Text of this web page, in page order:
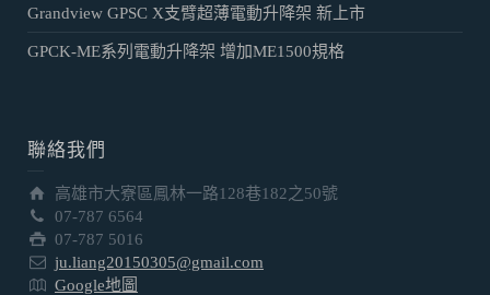
Grandview GPSC X支臂超薄電動升降架 新上市
GPCK-ME系列電動升降架 增加ME1500規格
聯絡我們
高雄市大寮區鳳林一路128巷182之50號
07-787 6564
07-787 5016
ju.liang20150305@gmail.com
Google地圖